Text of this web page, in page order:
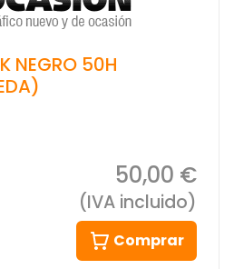
NEGRO 50H
50,00 €
(IVA incluido)
Comprar